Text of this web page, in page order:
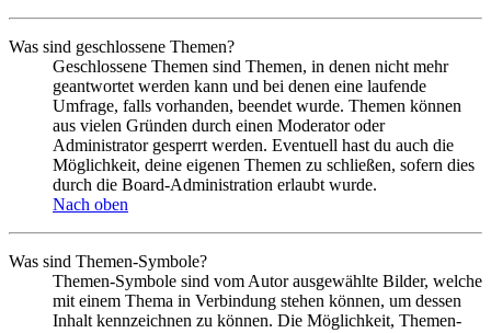
Was sind geschlossene Themen?
Geschlossene Themen sind Themen, in denen nicht mehr
geantwortet werden kann und bei denen eine laufende
Umfrage, falls vorhanden, beendet wurde. Themen können
aus vielen Gründen durch einen Moderator oder
Administrator gesperrt werden. Eventuell hast du auch die
Möglichkeit, deine eigenen Themen zu schließen, sofern dies
durch die Board-Administration erlaubt wurde.
Nach oben
Was sind Themen-Symbole?
Themen-Symbole sind vom Autor ausgewählte Bilder, welche
mit einem Thema in Verbindung stehen können, um dessen
Inhalt kennzeichnen zu können. Die Möglichkeit, Themen-